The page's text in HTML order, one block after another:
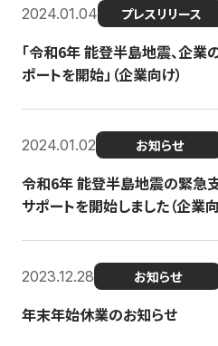
2024.01.04 プレスリリース
「令和6年 能登半島地震、企業
ポートを開始」（企業向け）
2024.01.02 お知らせ
令和6年 能登半島地震の緊急
サポートを開始しました（企業向
2023.12.28 お知らせ
年末年始休業のお知らせ